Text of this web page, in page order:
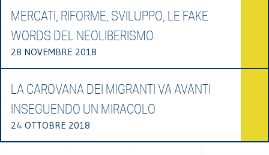
MERCATI, RIFORME, SVILUPPO, LE FAKE
WORDS DEL NEOLIBERISMO
28 NOVEMBRE 2018
LA CAROVANA DEI MIGRANTI VA AVANTI
INSEGUENDO UN MIRACOLO
24 OTTOBRE 2018